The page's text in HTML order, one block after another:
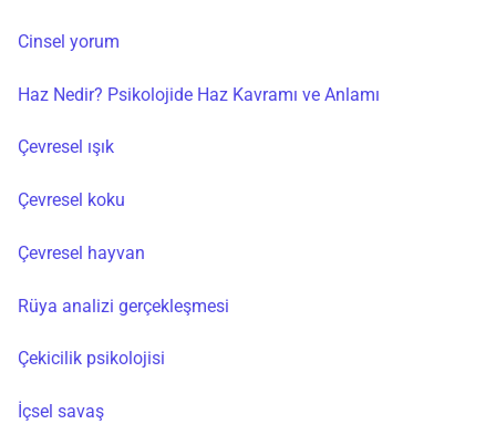
Cinsel yorum
Haz Nedir? Psikolojide Haz Kavramı ve Anlamı
Çevresel ışık
Çevresel koku
Çevresel hayvan
Rüya analizi gerçekleşmesi
Çekicilik psikolojisi
İçsel savaş